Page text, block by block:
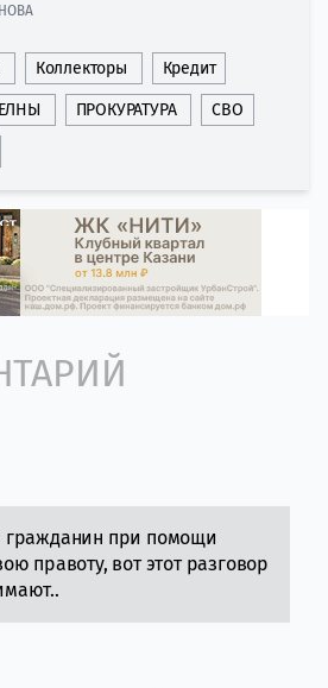
Коллекторы Кредит
ПРОКУРАТУРА СВО
гражданин при помощи
правоту, вот этот разговор